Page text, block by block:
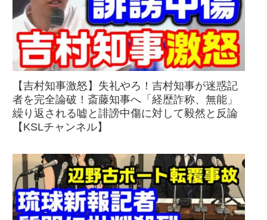
【吉村知事激怒】失礼やろ！吉村知事が迷惑記
者を完全論破！斎藤知事へ「経歴詐称、無能」
繰り返される嘘と誹謗中傷に対して毅然と反論
【KSLチャンネル】